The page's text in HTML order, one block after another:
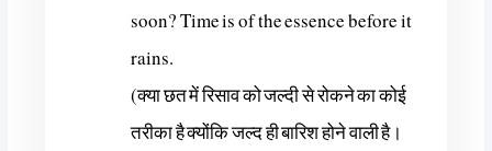
soon? Time is of the essence before it
rains.
(क्या छत में रिसाव को जल्दी से रोकने का कोई
तरीका है क्योंकि जल्द ही बारिश होने वाली है।